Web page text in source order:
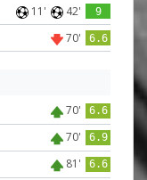
11' 42' 9
70' 6.6
70' 6.6
70' 6.9
81' 6.6